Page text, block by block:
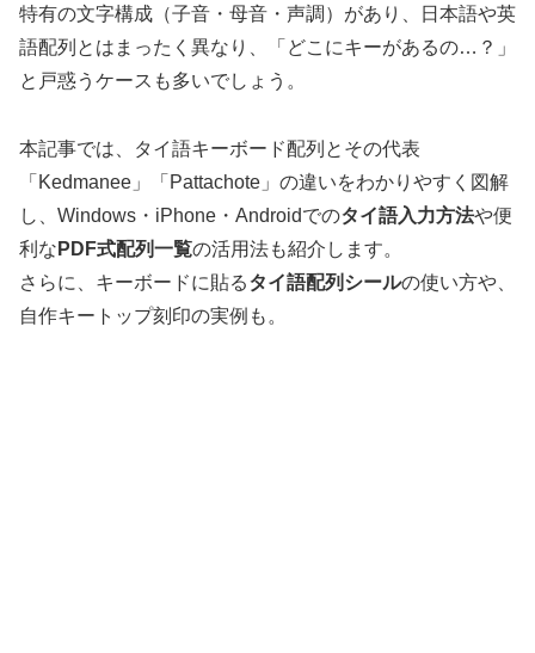
特有の文字構成（子音・母音・声調）があり、日本語や英
語配列とはまったく異なり、「どこにキーがあるの…？」
と戸惑うケースも多いでしょう。
本記事では、タイ語キーボード配列とその代表
「Kedmanee」「Pattachote」の違いをわかりやすく図解
し、Windows・iPhone・Androidでのタイ語入力方法や便
利な PDF式配列一覧の活用法も紹介します。
さらに、キーボードに貼るタイ語配列シールの使い方や、
自作キートップ刻印の実例も。